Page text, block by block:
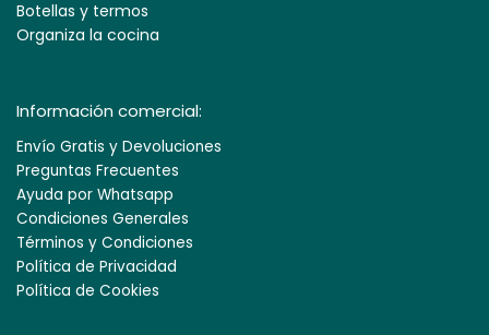
Botellas y termos
Organiza la cocina
Información comercial:
Envío Gratis y Devoluciones
Preguntas Frecuentes
Ayuda por Whatsapp
Condiciones Generales
Términos y Condiciones
Política de Privacidad
Política de Cookies